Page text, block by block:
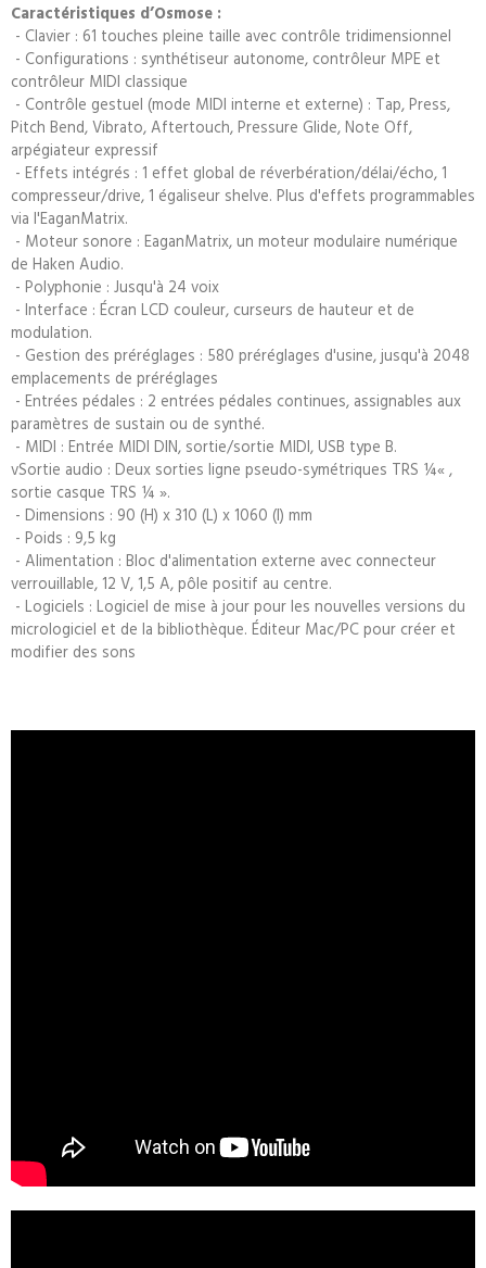
Caractéristiques d’Osmose :
- Clavier : 61 touches pleine taille avec contrôle tridimensionnel
- Configurations : synthétiseur autonome, contrôleur MPE et
contrôleur MIDI classique
- Contrôle gestuel (mode MIDI interne et externe) : Tap, Press,
Pitch Bend, Vibrato, Aftertouch, Pressure Glide, Note Off,
arpégiateur expressif
- Effets intégrés : 1 effet global de réverbération/délai/écho, 1
compresseur/drive, 1 égaliseur shelve. Plus d'effets programmables
via l'EaganMatrix.
- Moteur sonore : EaganMatrix, un moteur modulaire numérique
de Haken Audio.
- Polyphonie : Jusqu'à 24 voix
- Interface : Écran LCD couleur, curseurs de hauteur et de
modulation.
- Gestion des préréglages : 580 préréglages d'usine, jusqu'à 2048
emplacements de préréglages
- Entrées pédales : 2 entrées pédales continues, assignables aux
paramètres de sustain ou de synthé.
- MIDI : Entrée MIDI DIN, sortie/sortie MIDI, USB type B.
vSortie audio : Deux sorties ligne pseudo-symétriques TRS ¼« ,
sortie casque TRS ¼ ».
- Dimensions : 90 (H) x 310 (L) x 1060 (l) mm
- Poids : 9,5 kg
- Alimentation : Bloc d'alimentation externe avec connecteur
verrouillable, 12 V, 1,5 A, pôle positif au centre.
- Logiciels : Logiciel de mise à jour pour les nouvelles versions du
micrologiciel et de la bibliothèque. Éditeur Mac/PC pour créer et
modifier des sons